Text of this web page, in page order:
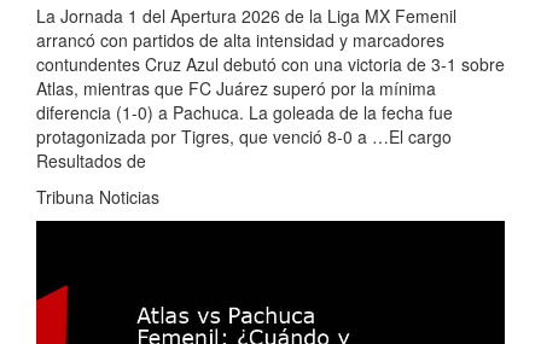
La Jornada 1 del Apertura 2026 de la Liga MX Femenil
arrancó con partidos de alta intensidad y marcadores
contundentes Cruz Azul debutó con una victoria de 3-1 sobre
Atlas, mientras que FC Juárez superó por la mínima
diferencia (1-0) a Pachuca. La goleada de la fecha fue
protagonizada por Tigres, que venció 8-0 a …El cargo
Resultados de
Tribuna Noticias